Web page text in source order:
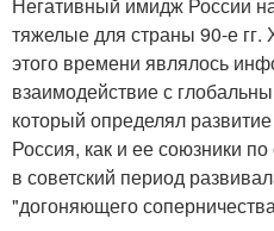
тяжелые для страны 90-е гг.
этого времени являлось
взаимодействие с
который определял
Россия, как и ее союзники
в советский период
"догоняющего